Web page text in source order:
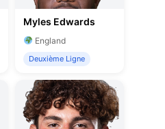
Myles Edwards
England
Deuxième Ligne